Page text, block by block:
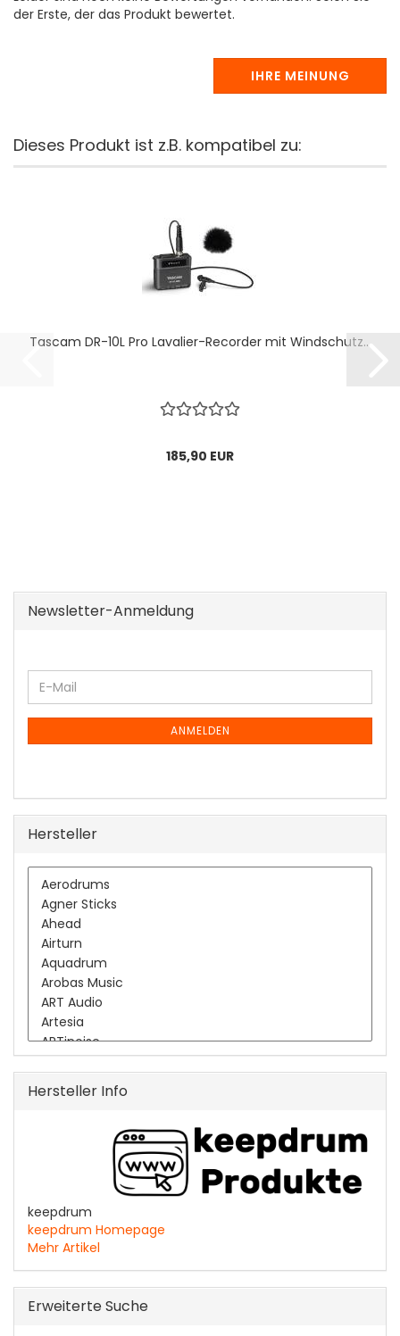
der Erste, der das Produkt bewertet.
IHRE MEINUNG
Dieses Produkt ist z.B. kompatibel zu:
Tascam DR-10L Pro Lavalier-Recorder mit Windschutz...
185,90 EUR
Newsletter-Anmeldung
WEITER
ZUR
NEWSLETTER-
E-
Mail
ANMELDEN
Hersteller
Hersteller Info
keepdrum
keepdrum Homepage
Mehr Artikel
Erweiterte Suche